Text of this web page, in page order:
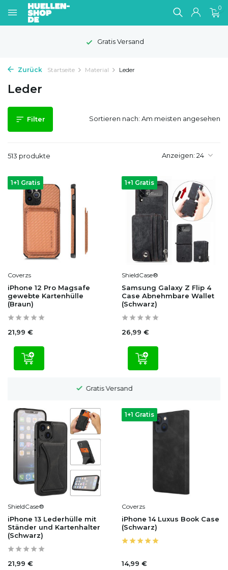
0
1-2 Werktage Lieferzeit
Zurück Startseite Material Leder
Leder
Filter
513 produkte Anzeigen:
Sortieren nach:
1+1 Gratis
Coverzs
iPhone 12 Pro Magsafe
gewebte Kartenhülle
(Braun)
21,99 €
1+1 Gratis
ShieldCase®
Samsung Galaxy Z Flip 4
Case Abnehmbare Wallet
(Schwarz)
26,99 €
1-2 Werktage Lieferzeit
ShieldCase®
iPhone 13 Lederhülle mit
Ständer und Kartenhalter
(Schwarz)
21,99 €
1+1 Gratis
Coverzs
iPhone 14 Luxus Book Case
(Schwarz)
14,99 €